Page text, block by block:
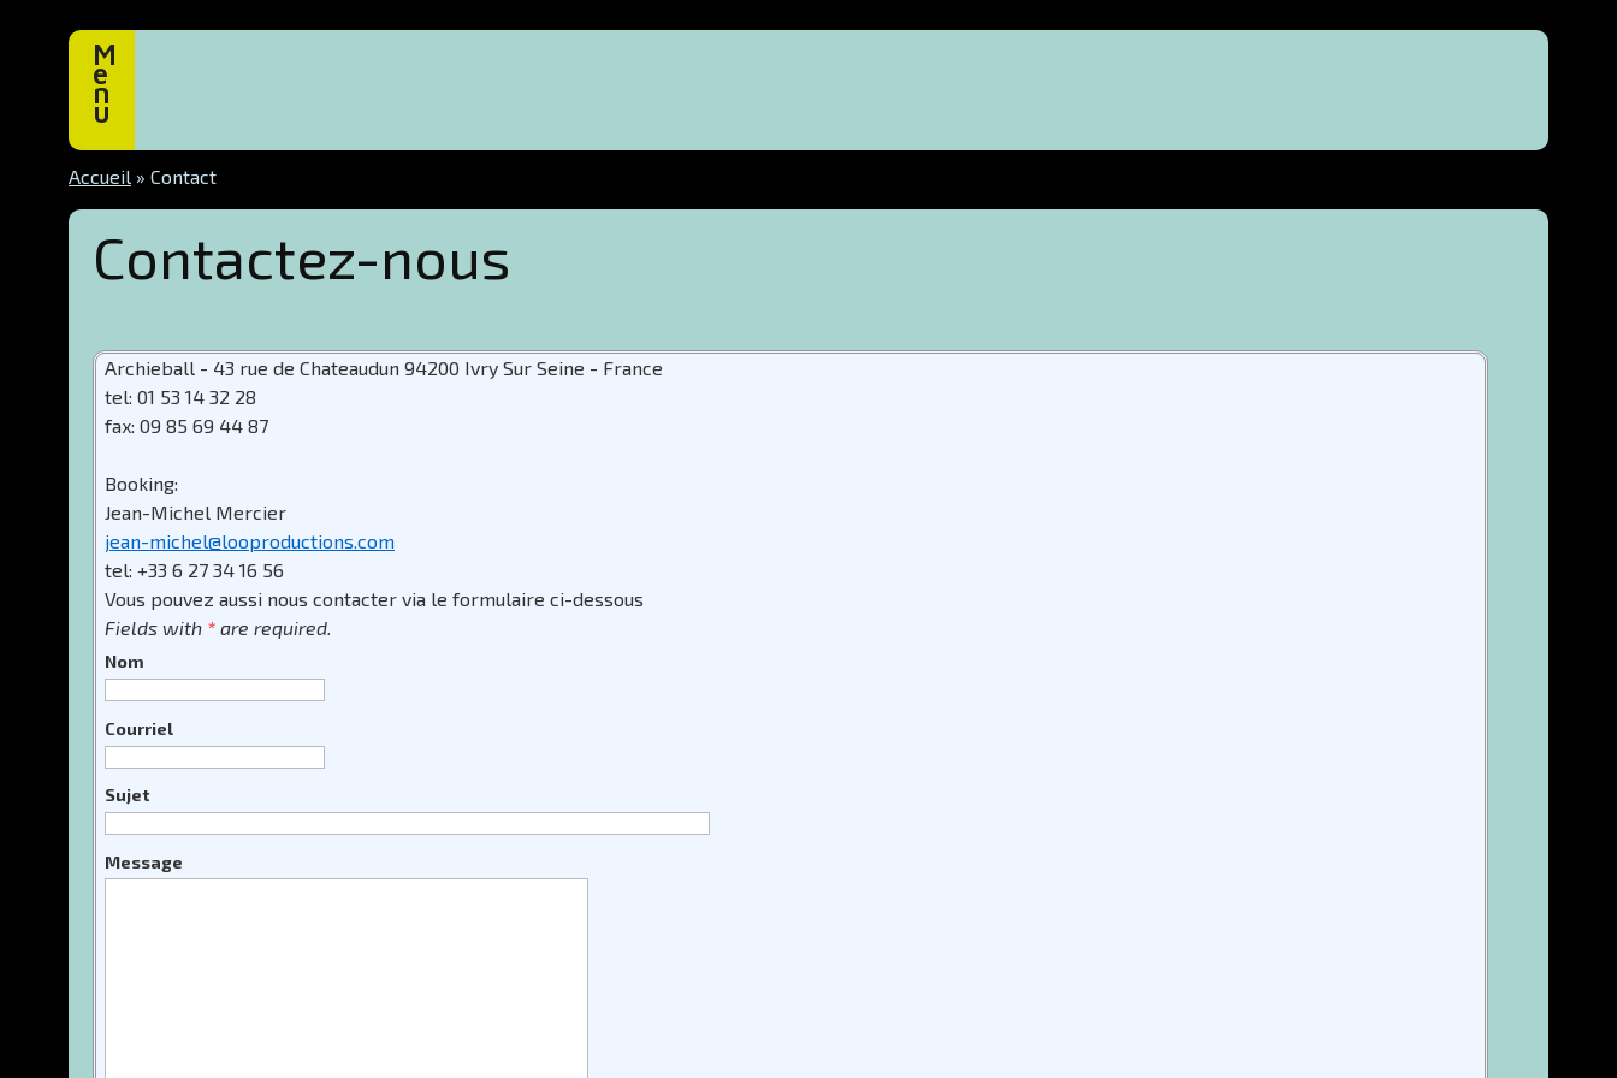
M
e
n
u
Accueil » Contact
Contactez-nous
Archieball - 43 rue de Chateaudun 94200 Ivry Sur Seine - France
tel: 01 53 14 32 28
fax: 09 85 69 44 87
Booking:
Jean-Michel Mercier
jean-michel@looproductions.com
tel: +33 6 27 34 16 56
Vous pouvez aussi nous contacter via le formulaire ci-dessous
Fields with * are required.
Nom
Courriel
Sujet
Message